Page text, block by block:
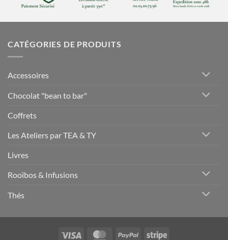
CATÉGORIES DE PRODUITS
Accessoires
Chocolat "bean to bar"
Coffrets
Les Ateliers par TEA & TY
Livres
Rooïbos & Infusions
Thés
Visa MasterCardPayPal Stripe